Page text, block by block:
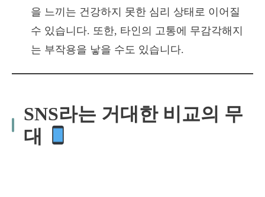
을 느끼는 건강하지 못한 심리 상태로 이어질
수 있습니다. 또한, 타인의 고통에 무감각해지
는 부작용을 낳을 수도 있습니다.
SNS라는 거대한 비교의 무
대